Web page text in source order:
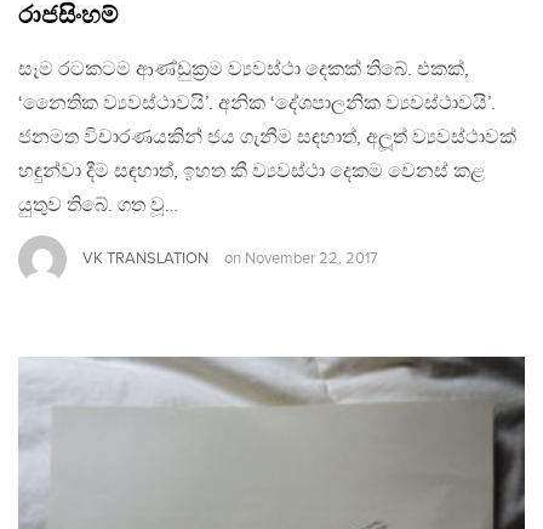
රාජසිංහම්
සෑම රටකටම ආණ්ඩුක‍්‍රම ව්‍යවස්ථා දෙකක් තිබේ. එකක්,
‘නෛතික ව්‍යවස්ථාවයි’. අනික ‘දේශපාලනික ව්‍යවස්ථාවයි’.
ජනමත විචාරණයකින් ජය ගැනීම සඳහාත්, අලූත් ව්‍යවස්ථාවක්
හඳුන්වා දීම සඳහාත්, ඉහත කී ව්‍යවස්ථා දෙකම වෙනස් කළ
යුතුව තිබේ. ගත වූ…
VK TRANSLATION on November 22, 2017